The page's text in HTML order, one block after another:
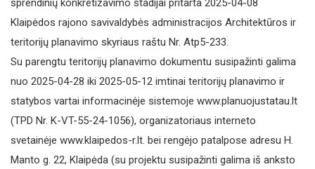
sprendinių konkretizavimo stadijai pritarta 2025-04-08
Klaipėdos rajono savivaldybės administracijos Architektūros ir
teritorijų planavimo skyriaus raštu Nr. Atp5-233.
Su parengtu teritorijų planavimo dokumentu susipažinti galima
nuo 2025-04-28 iki 2025-05-12 imtinai teritorijų planavimo ir
statybos vartai informacinėje sistemoje www.planuojustatau.lt
(TPD Nr. K-VT-55-24-1056), organizatoriaus interneto
svetainėje www.klaipedos-r.lt. bei rengėjo patalpose adresu H.
Manto g. 22, Klaipėda (su projektu susipažinti galima iš anksto